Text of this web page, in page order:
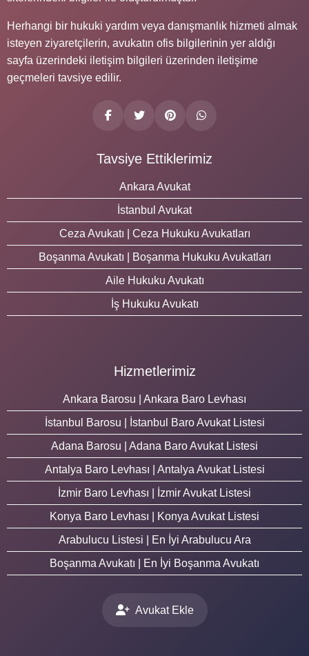
Herhangi bir hukuki yardım veya danışmanlık hizmeti almak
isteyen ziyaretçilerin, avukatın ofis bilgilerinin yer aldığı
sayfa üzerindeki iletişim bilgileri üzerinden iletişime
geçmeleri tavsiye edilir.
Tavsiye Ettiklerimiz
Ankara Avukat
İstanbul Avukat
Ceza Avukatı | Ceza Hukuku Avukatları
Boşanma Avukatı | Boşanma Hukuku Avukatları
Aile Hukuku Avukatı
İş Hukuku Avukatı
Hizmetlerimiz
Ankara Barosu | Ankara Baro Levhası
İstanbul Barosu | İstanbul Baro Avukat Listesi
Adana Barosu | Adana Baro Avukat Listesi
Antalya Baro Levhası | Antalya Avukat Listesi
İzmir Baro Levhası | İzmir Avukat Listesi
Konya Baro Levhası | Konya Avukat Listesi
Arabulucu Listesi | En İyi Arabulucu Ara
Boşanma Avukatı | En İyi Boşanma Avukatı
Avukat Ekle